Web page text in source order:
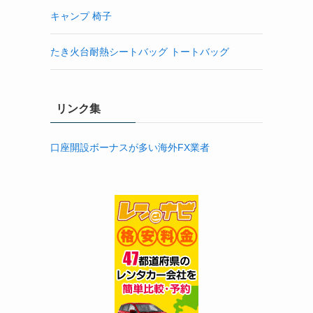
キャンプ 椅子
たき火台耐熱シートバッグ トートバッグ
リンク集
口座開設ボーナスが多い海外FX業者